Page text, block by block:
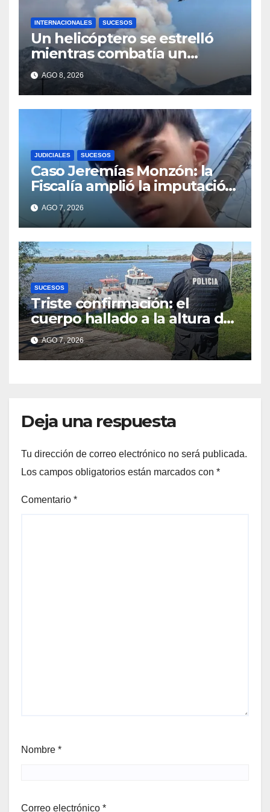
INTERNACIONALES SUCESOS
Un helicóptero se estrelló
mientras combatía un
incendio forestal en Utah
AGO 8, 2026
JUDICIALES SUCESOS
Caso Jeremías Monzón: la
Fiscalía amplió la imputación
contra la menor acusada del
crimen y la causa se
encamina al juicio por
jurados
AGO 7, 2026
SUCESOS
Triste confirmación: el
cuerpo hallado a la altura del
club Náutico Sur es el de
Fernando Cappi, el
kitesurfista buscado
AGO 7, 2026
Deja una respuesta
Tu dirección de correo electrónico no será publicada.
Los campos obligatorios están marcados con *
Comentario *
Nombre *
Correo electrónico *